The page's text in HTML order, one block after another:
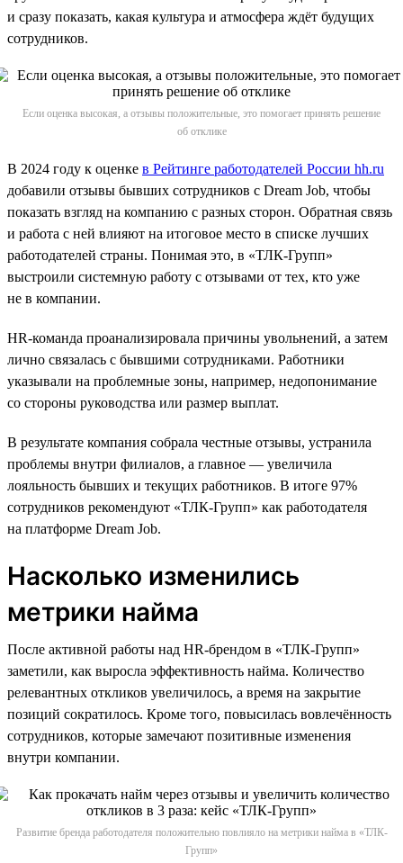
и сразу показать, какая культура и атмосфера ждёт будущих
сотрудников.
Если оценка высокая, а отзывы положительные, это помогает принять решение
об отклике
В 2024 году к оценке в Рейтинге работодателей России hh.ru
добавили отзывы бывших сотрудников с Dream Job, чтобы
показать взгляд на компанию с разных сторон. Обратная связь
и работа с ней влияют на итоговое место в списке лучших
работодателей страны. Понимая это, в «ТЛК-Групп»
выстроили системную работу с отзывами от тех, кто уже
не в компании.
HR-команда проанализировала причины увольнений, а затем
лично связалась с бывшими сотрудниками. Работники
указывали на проблемные зоны, например, недопонимание
со стороны руководства или размер выплат.
В результате компания собрала честные отзывы, устранила
проблемы внутри филиалов, а главное — увеличила
лояльность бывших и текущих работников. В итоге 97%
сотрудников рекомендуют «ТЛК-Групп» как работодателя
на платформе Dream Job.
Насколько изменились
метрики найма
После активной работы над HR-брендом в «ТЛК-Групп»
заметили, как выросла эффективность найма. Количество
релевантных откликов увеличилось, а время на закрытие
позиций сократилось. Кроме того, повысилась вовлечённость
сотрудников, которые замечают позитивные изменения
внутри компании.
Развитие бренда работодателя положительно повлияло на метрики найма в «ТЛК-
Групп»